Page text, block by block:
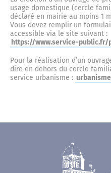
usage domestique (cercle
déclaré en mairie au moins 1
Vous devez remplir un
accessible via le site suivant :
https://www.service-
Pour la réalisation d’un
dire en dehors du cercle
service urbanisme :